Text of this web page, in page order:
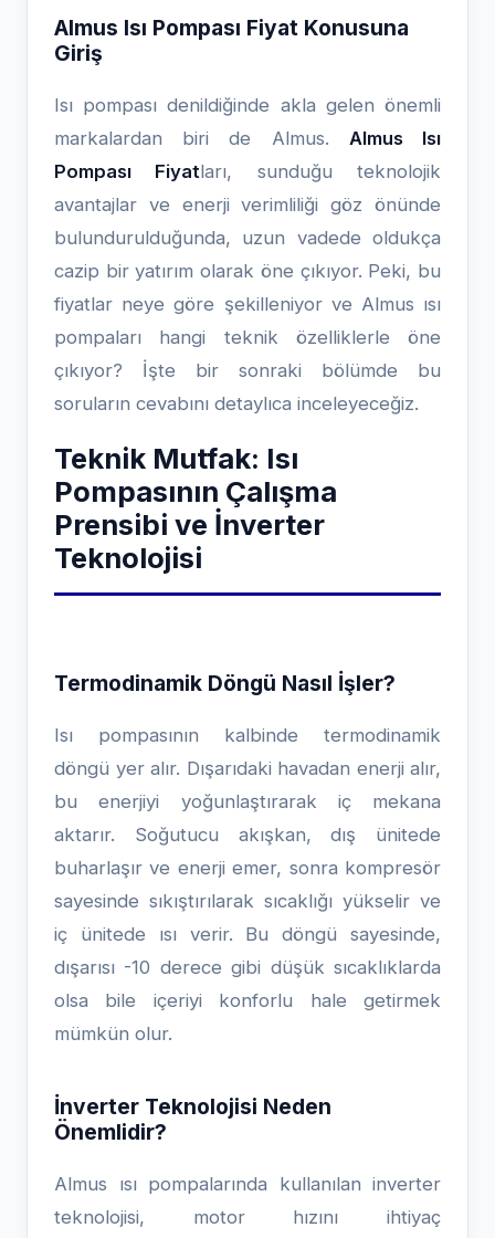
Almus Isı Pompası Fiyat Konusuna
Giriş
Isı pompası denildiğinde akla gelen önemli
markalardan biri de Almus. Almus Isı
Pompası Fiyatları, sunduğu teknolojik
avantajlar ve enerji verimliliği göz önünde
bulundurulduğunda, uzun vadede oldukça
cazip bir yatırım olarak öne çıkıyor. Peki, bu
fiyatlar neye göre şekilleniyor ve Almus ısı
pompaları hangi teknik özelliklerle öne
çıkıyor? İşte bir sonraki bölümde bu
soruların cevabını detaylıca inceleyeceğiz.
Teknik Mutfak: Isı
Pompasının Çalışma
Prensibi ve İnverter
Teknolojisi
Termodinamik Döngü Nasıl İşler?
Isı pompasının kalbinde termodinamik
döngü yer alır. Dışarıdaki havadan enerji alır,
bu enerjiyi yoğunlaştırarak iç mekana
aktarır. Soğutucu akışkan, dış ünitede
buharlaşır ve enerji emer, sonra kompresör
sayesinde sıkıştırılarak sıcaklığı yükselir ve
iç ünitede ısı verir. Bu döngü sayesinde,
dışarısı -10 derece gibi düşük sıcaklıklarda
olsa bile içeriyi konforlu hale getirmek
mümkün olur.
İnverter Teknolojisi Neden
Önemlidir?
Almus ısı pompalarında kullanılan inverter
teknolojisi, motor hızını ihtiyaç